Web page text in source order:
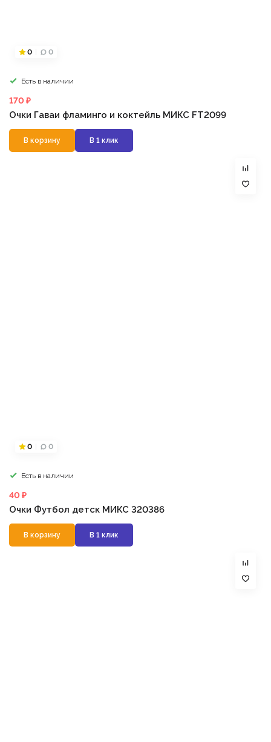
0 0
Есть в наличии
170 ₽
Очки Гаваи фламинго и коктейль МИКС FT2099
В корзину В 1 клик
0 0
Есть в наличии
40 ₽
Очки Футбол детск МИКС 320386
В корзину В 1 клик